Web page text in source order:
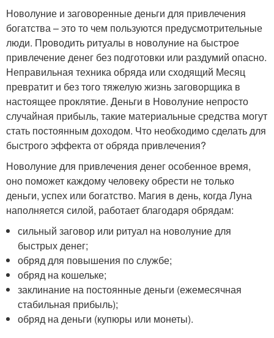
Новолуние и заговоренные деньги для привлечения
богатства – это то чем пользуются предусмотрительные
люди. Проводить ритуалы в новолуние на быстрое
привлечение денег без подготовки или раздумий опасно.
Неправильная техника обряда или сходящий Месяц
превратит и без того тяжелую жизнь заговорщика в
настоящее проклятие. Деньги в Новолуние непросто
случайная прибыль, такие материальные средства могут
стать постоянным доходом. Что необходимо сделать для
быстрого эффекта от обряда привлечения?
Новолуние для привлечения денег особенное время,
оно поможет каждому человеку обрести не только
деньги, успех или богатство. Магия в день, когда Луна
наполняется силой, работает благодаря обрядам:
сильный заговор или ритуал на новолуние для
быстрых денег;
обряд для повышения по службе;
обряд на кошельке;
заклинание на постоянные деньги (ежемесячная
стабильная прибыль);
обряд на деньги (купюры или монеты).